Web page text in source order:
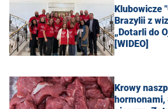
Klubowicze
Brazylii z
„Dotarli do
[WIDEO]
Krowy
hormonami,